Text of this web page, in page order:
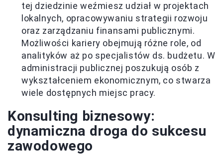
tej dziedzinie weźmiesz udział w projektach
lokalnych, opracowywaniu strategii rozwoju
oraz zarządzaniu finansami publicznymi.
Możliwości kariery obejmują różne role, od
analityków aż po specjalistów ds. budżetu. W
administracji publicznej poszukują osób z
wykształceniem ekonomicznym, co stwarza
wiele dostępnych miejsc pracy.
Konsulting biznesowy:
dynamiczna droga do sukcesu
zawodowego